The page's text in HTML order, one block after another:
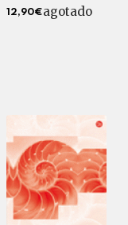
12,90€agotado